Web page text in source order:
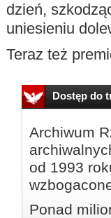
dzień,
uniesieniu
Teraz też
Dostęp do
Archiwum
od 1993
Ponad